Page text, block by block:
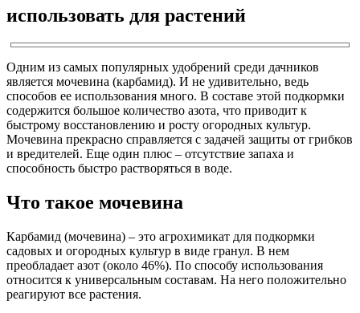
использовать для растений
Одним из самых популярных удобрений среди дачников
является мочевина (карбамид). И не удивительно, ведь
способов ее использования много. В составе этой подкормки
содержится большое количество азота, что приводит к
быстрому восстановлению и росту огородных культур.
Мочевина прекрасно справляется с задачей защиты от грибков
и вредителей. Еще один плюс – отсутствие запаха и
способность быстро растворяться в воде.
Что такое мочевина
Карбамид (мочевина) – это агрохимикат для подкормки
садовых и огородных культур в виде гранул. В нем
преобладает азот (около 46%). По способу использования
относится к универсальным составам. На него положительно
реагируют все растения.